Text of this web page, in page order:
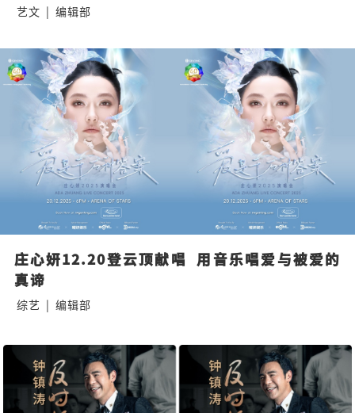
艺文 | 编辑部
庄心妍12.20登云顶献唱  用音乐唱爱与被爱的
真谛
综艺 | 编辑部